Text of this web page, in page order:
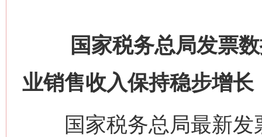
国家税务总局发票数
业销售收入保持稳步增长
国家税务总局最新发